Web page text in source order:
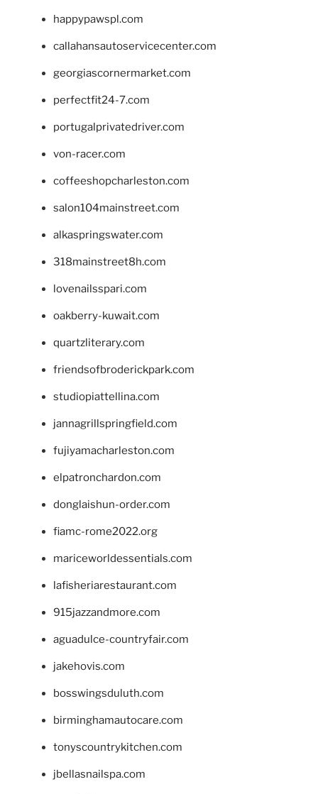
happypawspl.com
callahansautoservicecenter.com
georgiascornermarket.com
perfectfit24-7.com
portugalprivatedriver.com
von-racer.com
coffeeshopcharleston.com
salon104mainstreet.com
alkaspringswater.com
318mainstreet8h.com
lovenailsspari.com
oakberry-kuwait.com
quartzliterary.com
friendsofbroderickpark.com
studiopiattellina.com
jannagrillspringfield.com
fujiyamacharleston.com
elpatronchardon.com
donglaishun-order.com
fiamc-rome2022.org
mariceworldessentials.com
lafisheriarestaurant.com
915jazzandmore.com
aguadulce-countryfair.com
jakehovis.com
bosswingsduluth.com
birminghamautocare.com
tonyscountrykitchen.com
jbellasnailspa.com